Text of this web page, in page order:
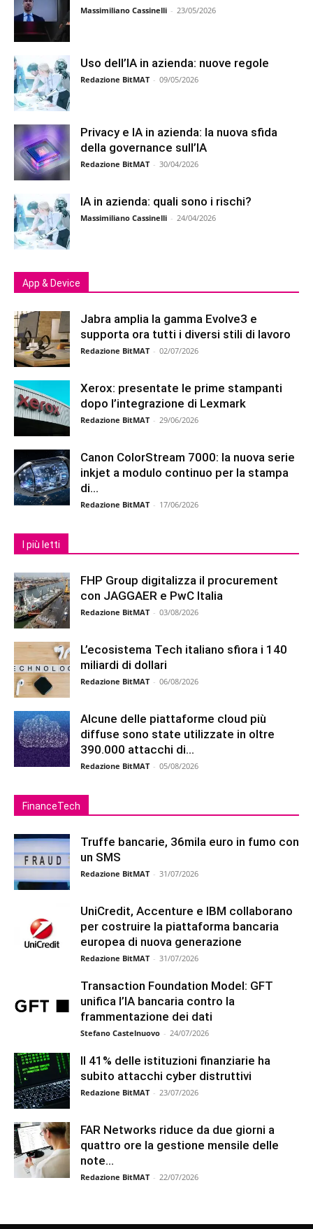
Massimiliano Cassinelli - 23/05/2026
Uso dell’IA in azienda: nuove regole
Redazione BitMAT - 09/05/2026
Privacy e IA in azienda: la nuova sfida
della governance sull’IA
Redazione BitMAT - 30/04/2026
IA in azienda: quali sono i rischi?
Massimiliano Cassinelli - 24/04/2026
App & Device
Jabra amplia la gamma Evolve3 e
supporta ora tutti i diversi stili di lavoro
Redazione BitMAT - 02/07/2026
Xerox: presentate le prime stampanti
dopo l’integrazione di Lexmark
Redazione BitMAT - 29/06/2026
Canon ColorStream 7000: la nuova serie
inkjet a modulo continuo per la stampa
di...
Redazione BitMAT - 17/06/2026
I più letti
FHP Group digitalizza il procurement
con JAGGAER e PwC Italia
Redazione BitMAT - 03/08/2026
L’ecosistema Tech italiano sfiora i 140
miliardi di dollari
Redazione BitMAT - 06/08/2026
Alcune delle piattaforme cloud più
diffuse sono state utilizzate in oltre
390.000 attacchi di...
Redazione BitMAT - 05/08/2026
FinanceTech
Truffe bancarie, 36mila euro in fumo con
un SMS
Redazione BitMAT - 31/07/2026
UniCredit, Accenture e IBM collaborano
per costruire la piattaforma bancaria
europea di nuova generazione
Redazione BitMAT - 31/07/2026
Transaction Foundation Model: GFT
unifica l’IA bancaria contro la
frammentazione dei dati
Stefano Castelnuovo - 24/07/2026
Il 41% delle istituzioni finanziarie ha
subito attacchi cyber distruttivi
Redazione BitMAT - 23/07/2026
FAR Networks riduce da due giorni a
quattro ore la gestione mensile delle
note...
Redazione BitMAT - 22/07/2026